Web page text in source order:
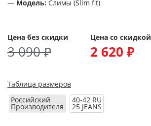
Модель: Слимы (Slim fit)
Цена без скидки
3 090 ₽
Цена со скидкой
2 620 ₽
Таблица размеров
Российский
Производителя
40-42 RU
25 JEANS